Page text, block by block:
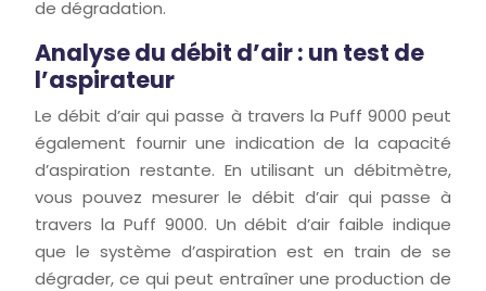
de dégradation.
Analyse du débit d’air : un test de
l’aspirateur
Le débit d’air qui passe à travers la Puff 9000 peut
également fournir une indication de la capacité
d’aspiration restante. En utilisant un débitmètre,
vous pouvez mesurer le débit d’air qui passe à
travers la Puff 9000. Un débit d’air faible indique
que le système d’aspiration est en train de se
dégrader, ce qui peut entraîner une production de